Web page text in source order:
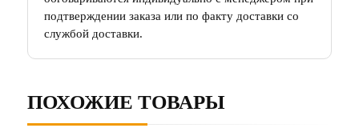
подтверждении заказа или по факту доставки со
службой доставки.
ПОХОЖИЕ ТОВАРЫ